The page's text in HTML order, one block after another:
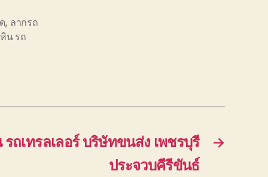
, ลากรถ
น รถ
→
ถเทรลเลอร์ บริษัทขนส่ง เพชรบุรี
ประจวบคีรีขันธ์